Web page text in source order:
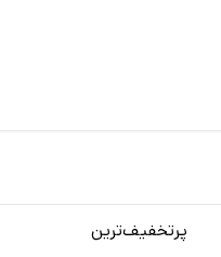
پرتخفیف‌ترین